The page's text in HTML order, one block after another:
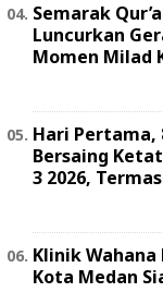
Semarak
Luncurkan
Momen Milad
Hari Pertama,
Bersaing Ketat
3 2026,
Klinik
Kota Medan